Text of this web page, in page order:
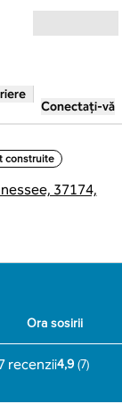
Conectați-vă
construite
37174,
Ora sosirii
4,9 (7)